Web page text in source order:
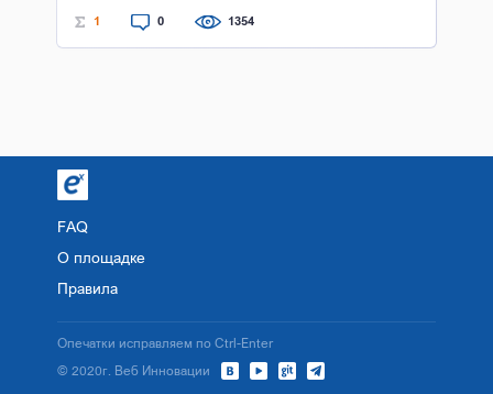
1 0 1354
FAQ
О площадке
Правила
© 2020г. Веб Инновации
Опечатки исправляем по Ctrl-Enter